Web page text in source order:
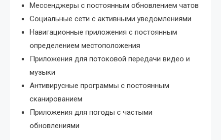
Мессенджеры с постоянным обновлением чатов
Социальные сети с активными уведомлениями
Навигационные приложения с постоянным
определением местоположения
Приложения для потоковой передачи видео и
музыки
Антивирусные программы с постоянным
сканированием
Приложения для погоды с частыми
обновлениями